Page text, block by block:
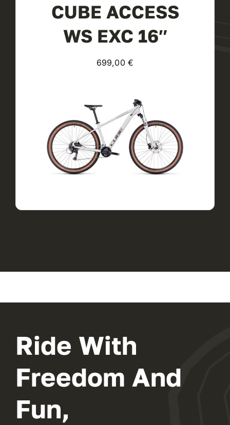
CUBE ACCESS
WS EXC 16″
699,00€
Ride With
Freedom And
Fun,